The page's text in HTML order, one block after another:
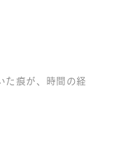
た痕が、時間の経